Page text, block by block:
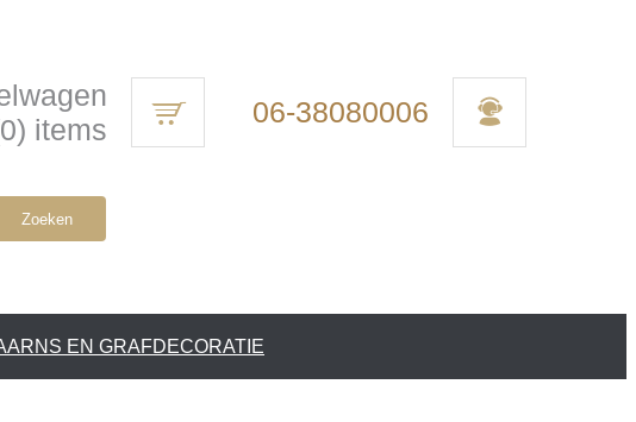
items
06-38080006
Zoeken
EN GRAFDECORATIE